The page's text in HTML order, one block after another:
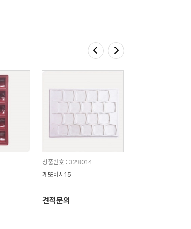
상품번호 : 328014
게또바시15
견적문의